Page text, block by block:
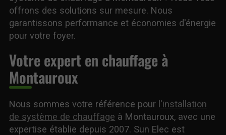
offrons des solutions sur mesure. Nous
garantissons performance et économies d'énergie
pour votre foyer.
Votre expert en chauffage à
Montauroux
Nous sommes votre référence pour l'installation
de système de chauffage à Montauroux, avec une
expertise établie depuis 2007. Sun Elec est